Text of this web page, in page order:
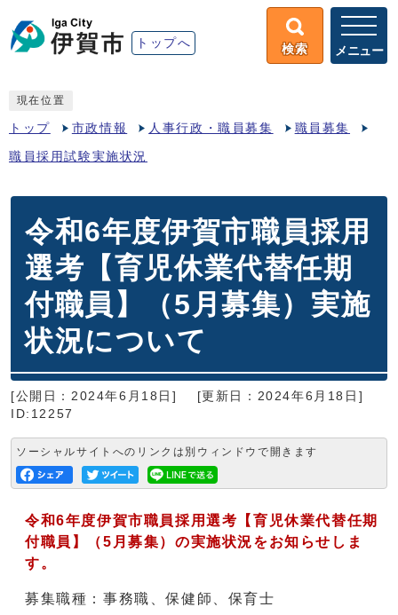
トップへ 検索 メニュー
現在位置
トップ 市政情報 人事行政・職員募集 職員募集
職員採用試験実施状況
令和6年度伊賀市職員採用
選考【育児休業代替任期
付職員】（5月募集）実施
状況について
[公開日：2024年6月18日]
[更新日：2024年6月18日]
ID:12257
ソーシャルサイトへのリンクは別ウィンドウで開きます
令和6年度伊賀市職員採用選考【育児休業代替任期
付職員】（5月募集）の実施状況をお知らせしま
す。
募集職種：事務職、保健師、保育士